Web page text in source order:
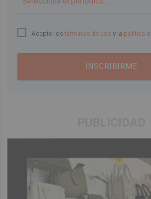
Acepto lostérminos de uso y la política
INSCRIBIRME